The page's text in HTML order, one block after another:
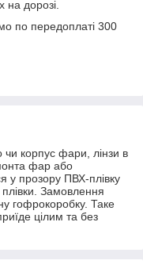
на дорозі.
по передоплаті 300
чи корпус фари, лінзи в
фар або
у прозору ПВХ-плівку
плівки. Замовлення
гофрокоробку. Таке
цілим та без